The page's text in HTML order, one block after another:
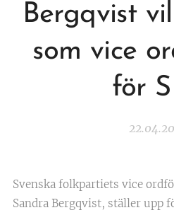
Bergqvist
som vice
för
Svenska folkpartiets vice
Sandra Bergqvist, ställer upp